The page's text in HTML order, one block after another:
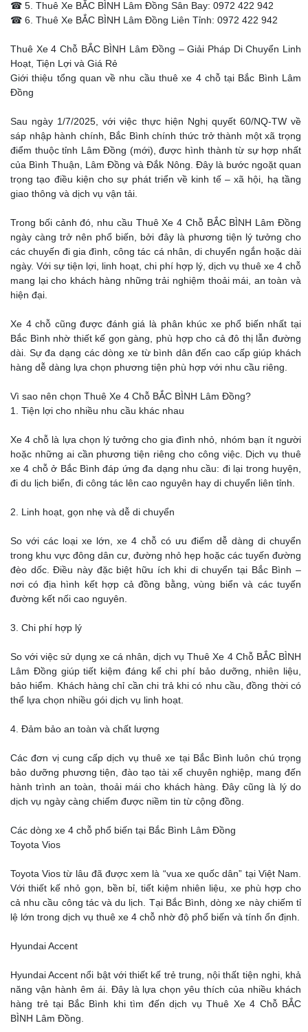
☎ 5. Thuê Xe BẮC BÌNH Lâm Đồng Sân Bay: 0972 422 942
☎ 6. Thuê Xe BẮC BÌNH Lâm Đồng Liên Tỉnh: 0972 422 942
Thuê Xe 4 Chỗ BẮC BÌNH Lâm Đồng – Giải Pháp Di Chuyển Linh
Hoạt, Tiện Lợi và Giá Rẻ
Giới thiệu tổng quan về nhu cầu thuê xe 4 chỗ tại Bắc Bình Lâm
Đồng
Sau ngày 1/7/2025, với việc thực hiện Nghị quyết 60/NQ-TW về
sáp nhập hành chính, Bắc Bình chính thức trở thành một xã trọng
điểm thuộc tỉnh Lâm Đồng (mới), được hình thành từ sự hợp nhất
của Bình Thuận, Lâm Đồng và Đắk Nông. Đây là bước ngoặt quan
trọng tạo điều kiện cho sự phát triển về kinh tế – xã hội, hạ tầng
giao thông và dịch vụ vận tải.
Trong bối cảnh đó, nhu cầu Thuê Xe 4 Chỗ BẮC BÌNH Lâm Đồng
ngày càng trở nên phổ biến, bởi đây là phương tiện lý tưởng cho
các chuyến đi gia đình, công tác cá nhân, di chuyển ngắn hoặc dài
ngày. Với sự tiện lợi, linh hoạt, chi phí hợp lý, dịch vụ thuê xe 4 chỗ
mang lại cho khách hàng những trải nghiệm thoải mái, an toàn và
hiện đại.
Xe 4 chỗ cũng được đánh giá là phân khúc xe phổ biến nhất tại
Bắc Bình nhờ thiết kế gọn gàng, phù hợp cho cả đô thị lẫn đường
dài. Sự đa dạng các dòng xe từ bình dân đến cao cấp giúp khách
hàng dễ dàng lựa chọn phương tiện phù hợp với nhu cầu riêng.
Vì sao nên chọn Thuê Xe 4 Chỗ BẮC BÌNH Lâm Đồng?
1. Tiện lợi cho nhiều nhu cầu khác nhau
Xe 4 chỗ là lựa chọn lý tưởng cho gia đình nhỏ, nhóm bạn ít người
hoặc những ai cần phương tiện riêng cho công việc. Dịch vụ thuê
xe 4 chỗ ở Bắc Bình đáp ứng đa dạng nhu cầu: đi lại trong huyện,
đi du lịch biển, đi công tác lên cao nguyên hay di chuyển liên tỉnh.
2. Linh hoạt, gọn nhẹ và dễ di chuyển
So với các loại xe lớn, xe 4 chỗ có ưu điểm dễ dàng di chuyển
trong khu vực đông dân cư, đường nhỏ hẹp hoặc các tuyến đường
đèo dốc. Điều này đặc biệt hữu ích khi di chuyển tại Bắc Bình –
nơi có địa hình kết hợp cả đồng bằng, vùng biển và các tuyến
đường kết nối cao nguyên.
3. Chi phí hợp lý
So với việc sử dụng xe cá nhân, dịch vụ Thuê Xe 4 Chỗ BẮC BÌNH
Lâm Đồng giúp tiết kiệm đáng kể chi phí bảo dưỡng, nhiên liệu,
bảo hiểm. Khách hàng chỉ cần chi trả khi có nhu cầu, đồng thời có
thể lựa chọn nhiều gói dịch vụ linh hoạt.
4. Đảm bảo an toàn và chất lượng
Các đơn vị cung cấp dịch vụ thuê xe tại Bắc Bình luôn chú trọng
bảo dưỡng phương tiện, đào tạo tài xế chuyên nghiệp, mang đến
hành trình an toàn, thoải mái cho khách hàng. Đây cũng là lý do
dịch vụ ngày càng chiếm được niềm tin từ cộng đồng.
Các dòng xe 4 chỗ phổ biến tại Bắc Bình Lâm Đồng
Toyota Vios
Toyota Vios từ lâu đã được xem là “vua xe quốc dân” tại Việt Nam.
Với thiết kế nhỏ gọn, bền bỉ, tiết kiệm nhiên liệu, xe phù hợp cho
cả nhu cầu công tác và du lịch. Tại Bắc Bình, dòng xe này chiếm tỉ
lệ lớn trong dịch vụ thuê xe 4 chỗ nhờ độ phổ biến và tính ổn định.
Hyundai Accent
Hyundai Accent nổi bật với thiết kế trẻ trung, nội thất tiện nghi, khả
năng vận hành êm ái. Đây là lựa chọn yêu thích của nhiều khách
hàng trẻ tại Bắc Bình khi tìm đến dịch vụ Thuê Xe 4 Chỗ BẮC
BÌNH Lâm Đồng.